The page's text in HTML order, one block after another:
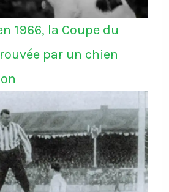
1966, la Coupe du
par un chien